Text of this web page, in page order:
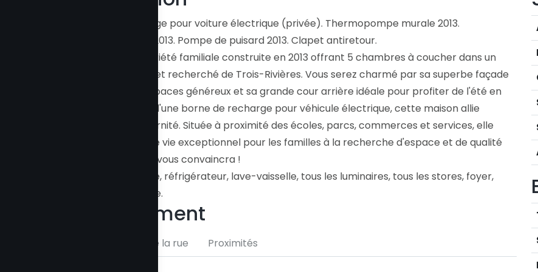
Borne de recharge pour voiture électrique (privée). Thermopompe murale 2013.
Échangeur d'air 2013. Pompe de puisard 2013. Clapet antiretour.
Magnifique propriété familiale construite en 2013 offrant 5 chambres à coucher dans un
secteur paisible et recherché de Trois-Rivières. Vous serez charmé par sa superbe façade
en pierre, ses espaces généreux et sa grande cour arrière idéale pour profiter de l'été en
famille. Équipée d'une borne de recharge pour véhicule électrique, cette maison allie
confort et modernité. Située à proximité des écoles, parcs, commerces et services, elle
offre un cadre de vie exceptionnel pour les familles à la recherche d'espace et de qualité
de vie. Une visite vous convaincra !
Cuisinière, réfrigérateur, lave-vaisselle, tous les luminaires, tous les stores, foyer,
piscine hors terre.
Emplacement
Vue de la rue Proximités